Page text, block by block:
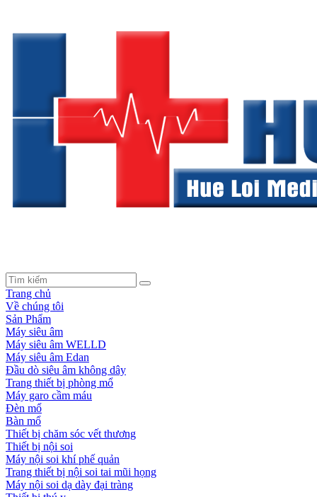
Trang chủ
Về chúng tôi
Sản Phẩm
Máy siêu âm
Máy siêu âm WELLD
Máy siêu âm Edan
Đầu dò siêu âm không dây
Trang thiết bị phòng mổ
Máy garo cầm máu
Đèn mổ
Bàn mổ
Thiết bị chăm sóc vết thương
Thiết bị nội soi
Máy nội soi khí phế quản
Trang thiết bị nội soi tai mũi họng
Máy nội soi dạ dày đại tràng